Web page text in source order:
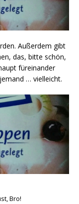
Außerdem gibt
das, bitte schön,
füreinander
… vielleicht.
Bro!